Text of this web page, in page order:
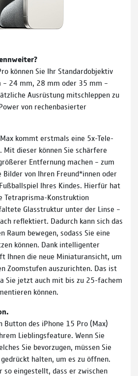
können Sie Ihr Standard­objektiv
24 mm, 28 mm oder 35 mm –
Ausrüstung mitschleppen zu
von rechen­basierter
kommt erstmals eine 5x-Tele-
Mit dieser können Sie schärfere
Entfernung machen – zum
von Ihren Freund*innen oder
Ihres Kindes. Hierfür hat
Tetraprisma-Konstruktion
Glasstruktur unter der Linse –
reflektiert. Dadurch kann sich das
Raum bewegen, sodass Sie eine
können. Dank intelligenter
Ihnen die neue Miniatur­ansicht, um
Zoomstufen auszurichten. Das ist
Sie jetzt auch mit bis zu 25-fachem
können.
Button des iPhone 15 Pro (Max)
Lieblingsfeature. Wenn Sie
Sie bevorzugen, müssen Sie
halten, um es zu öffnen.
so eingestellt, dass er zwischen